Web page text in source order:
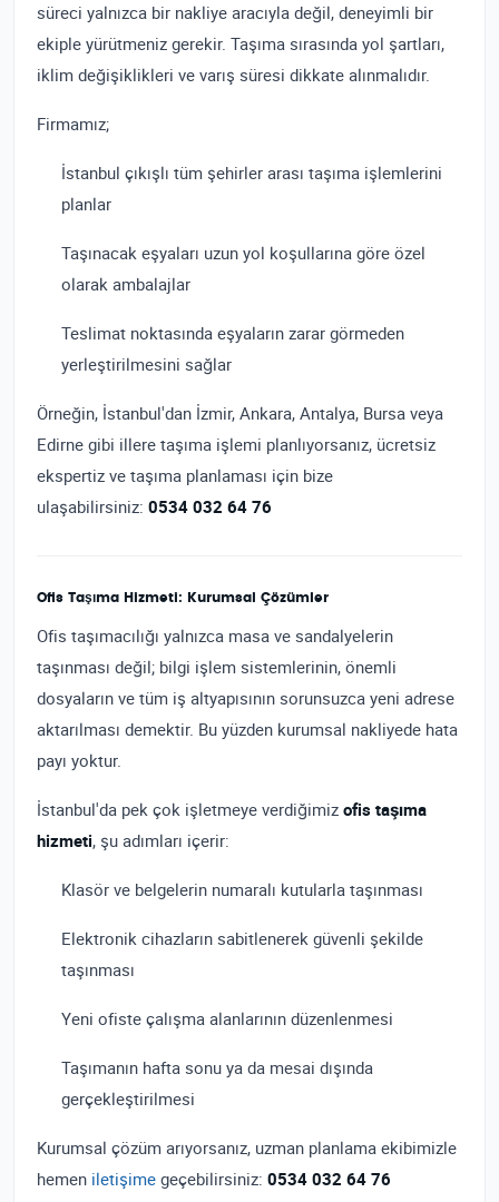
süreci yalnızca bir nakliye aracıyla değil, deneyimli bir
ekiple yürütmeniz gerekir. Taşıma sırasında yol şartları,
iklim değişiklikleri ve varış süresi dikkate alınmalıdır.
Firmamız;
İstanbul çıkışlı tüm şehirler arası taşıma işlemlerini
planlar
Taşınacak eşyaları uzun yol koşullarına göre özel
olarak ambalajlar
Teslimat noktasında eşyaların zarar görmeden
yerleştirilmesini sağlar
Örneğin, İstanbul'dan İzmir, Ankara, Antalya, Bursa veya
Edirne gibi illere taşıma işlemi planlıyorsanız, ücretsiz
ekspertiz ve taşıma planlaması için bize
ulaşabilirsiniz: 0534 032 64 76
Ofis Taşıma Hizmeti: Kurumsal Çözümler
Ofis taşımacılığı yalnızca masa ve sandalyelerin
taşınması değil; bilgi işlem sistemlerinin, önemli
dosyaların ve tüm iş altyapısının sorunsuzca yeni adrese
aktarılması demektir. Bu yüzden kurumsal nakliyede hata
payı yoktur.
İstanbul'da pek çok işletmeye verdiğimiz ofis taşıma
hizmeti, şu adımları içerir:
Klasör ve belgelerin numaralı kutularla taşınması
Elektronik cihazların sabitlenerek güvenli şekilde
taşınması
Yeni ofiste çalışma alanlarının düzenlenmesi
Taşımanın hafta sonu ya da mesai dışında
gerçekleştirilmesi
Kurumsal çözüm arıyorsanız, uzman planlama ekibimizle
hemen iletişime geçebilirsiniz: 0534 032 64 76